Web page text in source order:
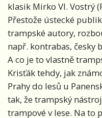
klasik Mirko Vl. Vostrý
Přestože ústecké
trampské autory,
např. kontrabas, česky
A co je to vlastně
Krisťák tehdy, jak
Prahy do lesů u
tak, že trampský
trampové v lese. Na to